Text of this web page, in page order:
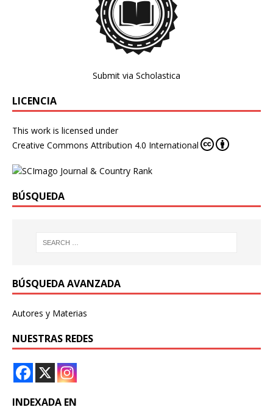
Submit via Scholastica
LICENCIA
This work is licensed under
Creative Commons Attribution 4.0 International
BÚSQUEDA
BÚSQUEDA AVANZADA
Autores y Materias
NUESTRAS REDES
INDEXADA EN